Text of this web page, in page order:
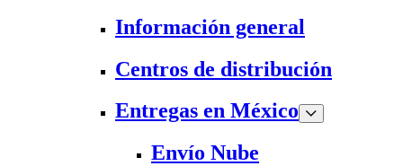
Información general
Centros de distribución
Entregas en México
Envío Nube